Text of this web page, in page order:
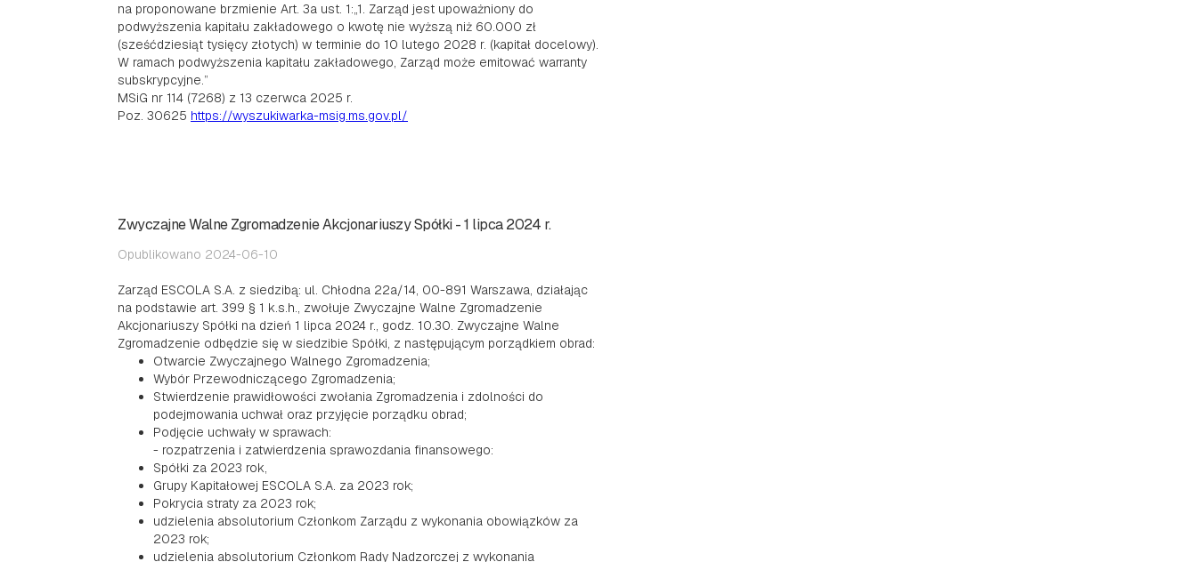
na proponowane brzmienie Art. 3a ust. 1:„1. Zarząd jest upoważniony do
podwyższenia kapitału zakładowego o kwotę nie wyższą niż 60.000 zł
(sześćdziesiąt tysięcy złotych) w terminie do 10 lutego 2028 r. (kapitał docelowy).
W ramach podwyższenia kapitału zakładowego, Zarząd może emitować warranty
subskrypcyjne.”
MSiG nr 114 (7268) z 13 czerwca 2025 r.
Poz. 30625 https://wyszukiwarka-msig.ms.gov.pl/
Zwyczajne Walne Zgromadzenie Akcjonariuszy Spółki - 1 lipca 2024 r.
Opublikowano 2024-06-10
Zarząd ESCOLA S.A. z siedzibą: ul. Chłodna 22a/14, 00-891 Warszawa, działając
na podstawie art. 399 § 1 k.s.h., zwołuje Zwyczajne Walne Zgromadzenie
Akcjonariuszy Spółki na dzień 1 lipca 2024 r., godz. 10.30. Zwyczajne Walne
Zgromadzenie odbędzie się w siedzibie Spółki, z następującym porządkiem obrad:
Otwarcie Zwyczajnego Walnego Zgromadzenia;
Wybór Przewodniczącego Zgromadzenia;
Stwierdzenie prawidłowości zwołania Zgromadzenia i zdolności do
podejmowania uchwał oraz przyjęcie porządku obrad;
Podjęcie uchwały w sprawach:
- rozpatrzenia i zatwierdzenia sprawozdania finansowego:
Spółki za 2023 rok,
Grupy Kapitałowej ESCOLA S.A. za 2023 rok;
Pokrycia straty za 2023 rok;
udzielenia absolutorium Członkom Zarządu z wykonania obowiązków za
2023 rok;
udzielenia absolutorium Członkom Rady Nadzorczej z wykonania